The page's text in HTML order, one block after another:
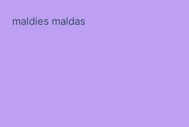
maldies maldas